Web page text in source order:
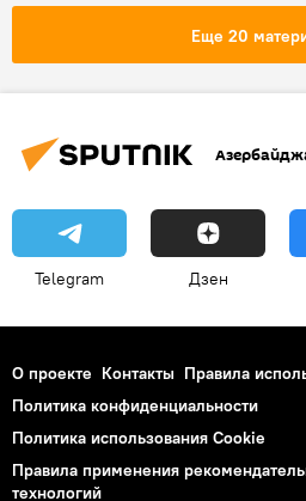
Чемпионат Европы
Еще 20
Telegram Дзен
О проекте Контакты Правила
Политика конфиденциальности
Политика использования Cookie
Правила применения
технологий